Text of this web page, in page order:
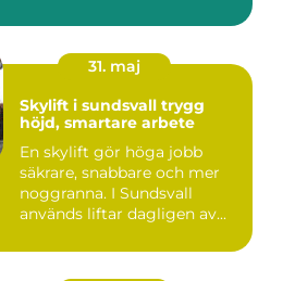
31. maj
Skylift i sundsvall trygg
höjd, smartare arbete
En skylift gör höga jobb
säkrare, snabbare och mer
noggranna. I Sundsvall
används liftar dagligen av...